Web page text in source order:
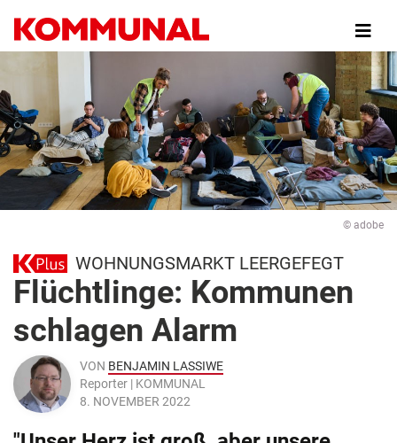
zum
Inhalt
© adobe
WOHNUNGSMARKT LEERGEFEGT
Flüchtlinge: Kommunen
schlagen Alarm
VON BENJAMIN LASSIWE
Reporter | KOMMUNAL
8. NOVEMBER 2022